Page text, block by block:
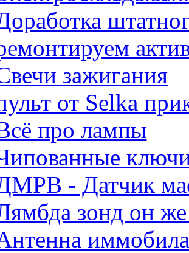
зажигания
от Selka
про лампы
- Датчик
зонд он